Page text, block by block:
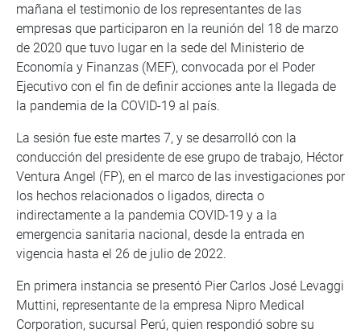
mañana el testimonio de los representantes de las
empresas que participaron en la reunión del 18 de marzo
de 2020 que tuvo lugar en la sede del Ministerio de
Economía y Finanzas (MEF), convocada por el Poder
Ejecutivo con el fin de definir acciones ante la llegada de
la pandemia de la COVID-19 al país.
La sesión fue este martes 7, y se desarrolló con la
conducción del presidente de ese grupo de trabajo, Héctor
Ventura Angel (FP), en el marco de las investigaciones por
los hechos relacionados o ligados, directa o
indirectamente a la pandemia COVID-19 y a la
emergencia sanitaria nacional, desde la entrada en
vigencia hasta el 26 de julio de 2022.
En primera instancia se presentó Pier Carlos José Levaggi
Muttini, representante de la empresa Nipro Medical
Corporation, sucursal Perú, quien respondió sobre su